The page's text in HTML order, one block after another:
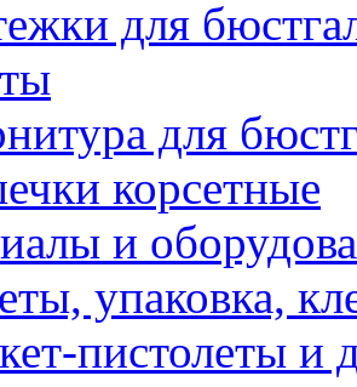
для
для
корсетные
и
упаковка,
пистолеты и